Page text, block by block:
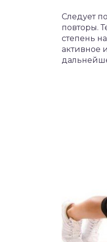
Следует
повторы.
степень
активное